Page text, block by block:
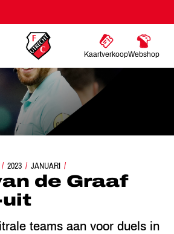
KaartverkoopWebshop
2023 JANUARI
EDWIN VAN DE GRAAF FLUIT AZ-UIT
de Graaf
uit
teams aan voor duels in